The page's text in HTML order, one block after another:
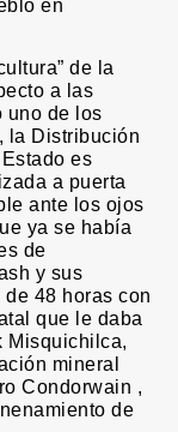
en
de la
a las
uno de los
la Distribución
es
a puerta
ante los ojos
ya se había
de
y sus
48 horas con
que le daba
Misquichilca,
mineral
Condorwain ,
de